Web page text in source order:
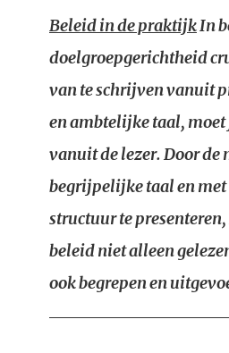
Beleid in de praktijkIn
doelgroepgerichtheid
van te schrijven vanuit
en ambtelijke taal,
vanuit de lezer. Door de
begrijpelijke taal en met
structuur te
beleid niet alleen
ook begrepen en